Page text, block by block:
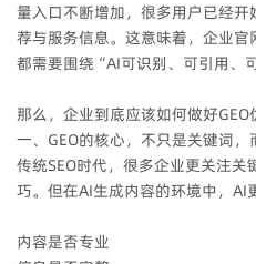
量入口不断增加，很多用户已经
荐与服务信息。这意味着，企业官
都需要围绕“AI可识别、可引用、
那么，企业到底应该如何做好GEO
一、GEO的核心，不只是关键词
传统SEO时代，很多企业更关注
巧。但在AI生成内容的环境中，AI
内容是否专业